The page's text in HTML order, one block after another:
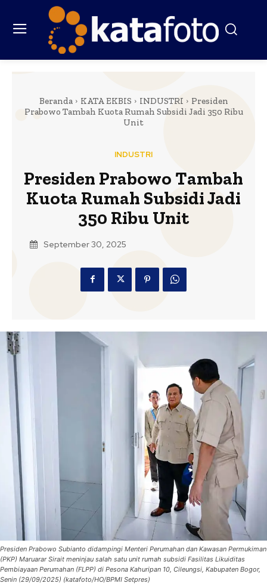
Beranda KATA EKBIS INDUSTRI
Presiden
Prabowo Tambah Kuota Rumah Subsidi Jadi 350 Ribu
Unit
INDUSTRI
Presiden Prabowo Tambah
Kuota Rumah Subsidi Jadi
350 Ribu Unit
September 30, 2025
Presiden Prabowo Subianto didampingi Menteri Perumahan dan Kawasan Permukiman
(PKP) Maruarar Sirait meninjau salah satu unit rumah subsidi Fasilitas Likuiditas
Pembiayaan Perumahan (FLPP) di Pesona Kahuripan 10, Cileungsi, Kabupaten Bogor,
Senin (29/09/2025) (katafoto/HO/BPMI Setpres)